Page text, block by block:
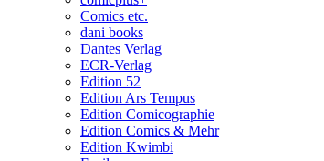
Comics etc.
dani books
Dantes Verlag
ECR-Verlag
Edition 52
Edition Ars Tempus
Edition Comicographie
Edition Comics & Mehr
Edition Kwimbi